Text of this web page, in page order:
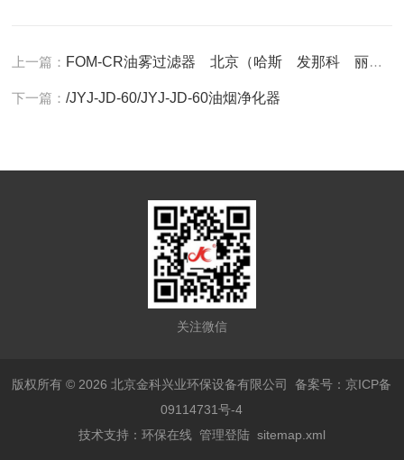
上一篇： FOM-CR油雾过滤器 北京（哈斯 发那科 丽驰）机床油雾净化器
下一篇：/JYJ-JD-60/JYJ-JD-60油烟净化器
关注微信
版权所有 © 2026 北京金科兴业环保设备有限公司备案号：京ICP备
09114731号-4
技术支持： 环保在线 管理登陆 sitemap.xml